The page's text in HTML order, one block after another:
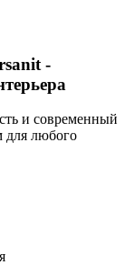
-
и современный
для любого